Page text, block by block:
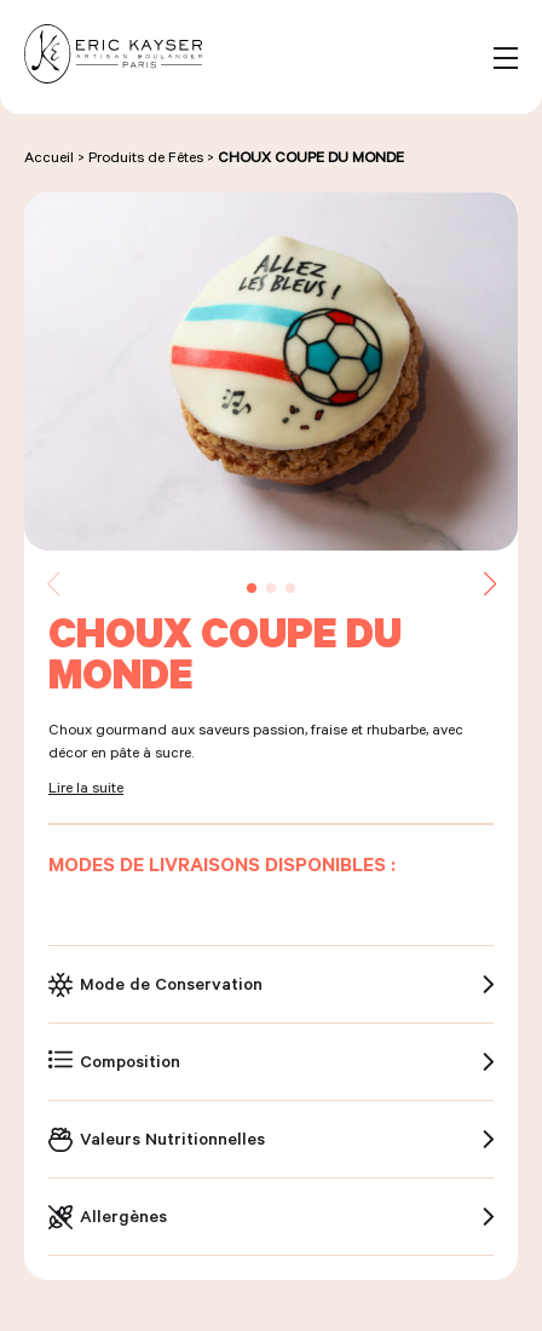
FR
LA MAISON D'ÉRIC KAYSER
ÉVÈNEMENTS & ENTREPRISES
LES COURS D'ÉRIC KAYSER
NOUS REJOINDRE
ACTUALITÉS
Commander
Accueil > Produits de Fêtes > CHOUX COUPE DU MONDE
CHOUX COUPE DU
MONDE
Choux gourmand aux saveurs passion, fraise et rhubarbe, avec
décor en pâte à sucre.
Lire la suite
MODES DE LIVRAISONS DISPONIBLES :
Mode de Conservation
Composition
Valeurs Nutritionnelles
Allergènes